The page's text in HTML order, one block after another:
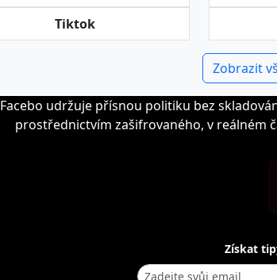
Tiktok
Zobrazit
Facebo udržuje přísnou politiku bez
prostřednictvím zašifrovaného, v reálném
Získat